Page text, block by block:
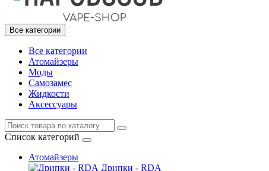
Все категории
Все категории
Атомайзеры
Моды
Самозамес
Жидкости
Аксессуары
Список категорий
Атомайзеры
Дрипки - RDA